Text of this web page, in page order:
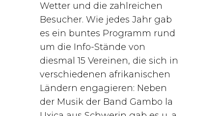
Wetter und die zahlreichen
Besucher. Wie jedes Jahr gab
es ein buntes Programm rund
um die Info-Stände von
diesmal 15 Vereinen, die sich in
verschiedenen afrikanischen
Ländern engagieren: Neben
der Musik der Band Gambo la